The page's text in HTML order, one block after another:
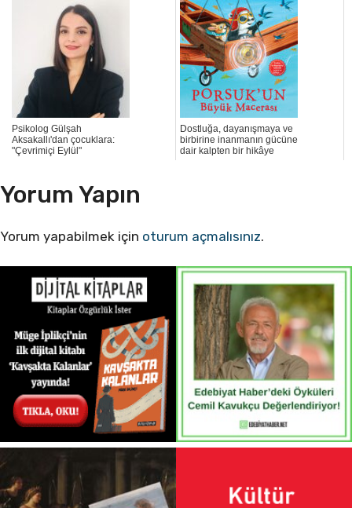
Psikolog Gülşah
Aksakallı'dan çocuklara:
"Çevrimiçi Eylül"
Dostluğa, dayanışmaya ve
birbirine inanmanın gücüne
dair kalpten bir hikâye
Yorum Yapın
Yorum yapabilmek için oturum açmalısınız.